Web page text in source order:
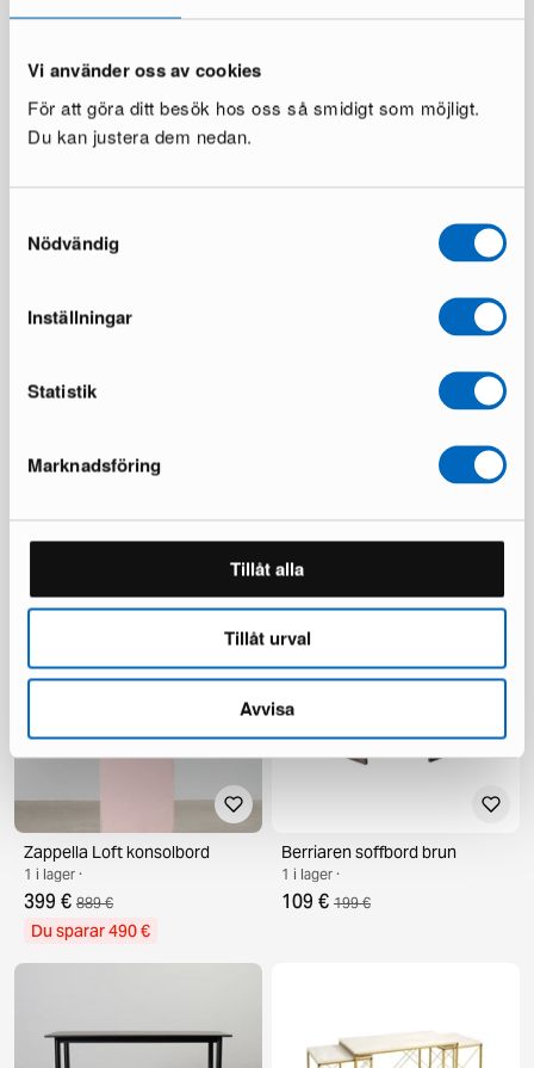
Vi använder oss av cookies
För att göra ditt besök hos oss så smidigt som möjligt.
Du kan justera dem nedan.
Nödvändig
Inställningar
Statistik
Marknadsföring
Tillåt alla
Tillåt urval
Avvisa
Nordic Rest Cube Basic
nattduksbord Sand
949 € 1 442 €
Artek Kiki dining table 140 cm
1 i lager ·
499 €
Siena matbord ø 130 cm
Du sparar 223 €
Zappella Loft konsolbord
1 i lager ·
399 € 889 €
Du sparar 490 €
Berriaren soffbord brun
1 i lager ·
109 € 199 €